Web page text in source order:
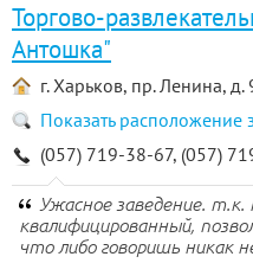
Торгово-
Антошка"
г. Харьков, пр. Ленина, д.
Показать расположение
(057) 719-38-67, (057)
Ужасное заведение. т.к.
квалифицированный,
что либо говоришь никак